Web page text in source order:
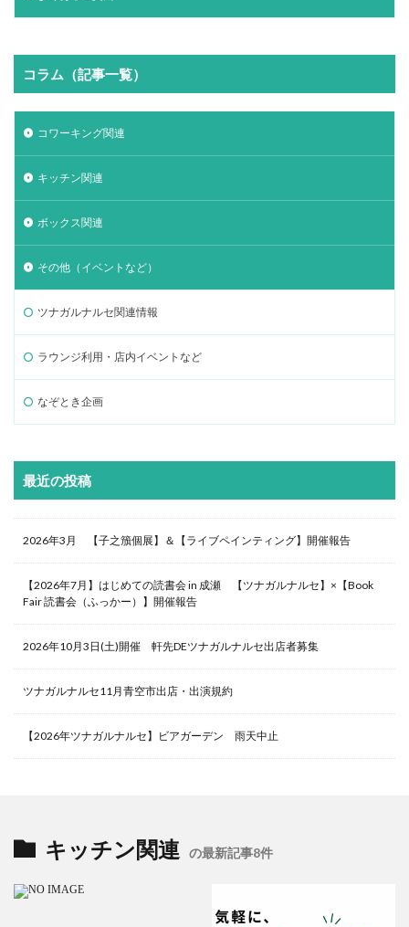
コラム（記事一覧）
コワーキング関連
キッチン関連
ボックス関連
その他（イベントなど）
ツナガルナルセ関連情報
ラウンジ利用・店内イベントなど
なぞとき企画
最近の投稿
2026年3月 【子之籏個展】＆【ライブペインティング】開催報告
【2026年7月】はじめての読書会 in 成瀬 【ツナガルナルセ】×【Book
Fair 読書会（ふっかー）】開催報告
2026年10月3日(土)開催 軒先DEツナガルナルセ出店者募集
ツナガルナルセ11月青空市出店・出演規約
【2026年ツナガルナルセ】ビアガーデン 雨天中止
キッチン関連 の最新記事8件